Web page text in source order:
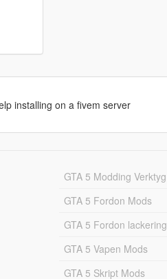
installing on a fivem server
GTA 5 Modding Verktyg
GTA 5 Fordon Mods
GTA 5 Fordon lackering
GTA 5 Vapen Mods
GTA 5 Skript Mods